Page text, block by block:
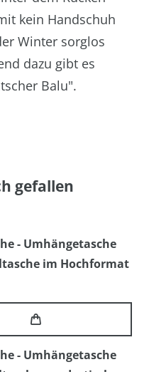
kein Handschuh
Winter sorglos
dazu gibt es
Balu".
gefallen
- Umhängetasche
im Hochformat
- Umhängetasche